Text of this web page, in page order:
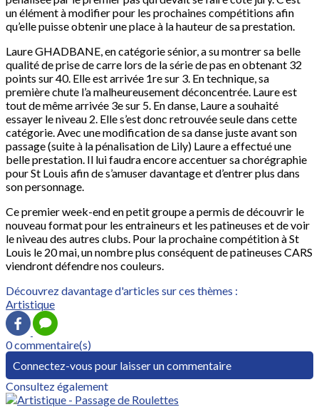
un élément à modifier pour les prochaines compétitions afin
qu’elle puisse obtenir une place à la hauteur de sa prestation.
Laure GHADBANE, en catégorie sénior, a su montrer sa belle
qualité de prise de carre lors de la série de pas en obtenant 32
points sur 40. Elle est arrivée 1re sur 3. En technique, sa
première chute l’a malheureusement déconcentrée. Laure est
tout de même arrivée 3e sur 5. En danse, Laure a souhaité
essayer le niveau 2. Elle s’est donc retrouvée seule dans cette
catégorie. Avec une modification de sa danse juste avant son
passage (suite à la pénalisation de Lily) Laure a effectué une
belle prestation. Il lui faudra encore accentuer sa chorégraphie
pour St Louis afin de s’amuser davantage et d’entrer plus dans
son personnage.
Ce premier week-end en petit groupe a permis de découvrir le
nouveau format pour les entraineurs et les patineuses et de voir
le niveau des autres clubs. Pour la prochaine compétition à St
Louis le 20 mai, un nombre plus conséquent de patineuses CARS
viendront défendre nos couleurs.
Découvrez davantage d'articles sur ces thèmes :
Artistique
0 commentaire(s)
Connectez-vous pour laisser un commentaire
Consultez également